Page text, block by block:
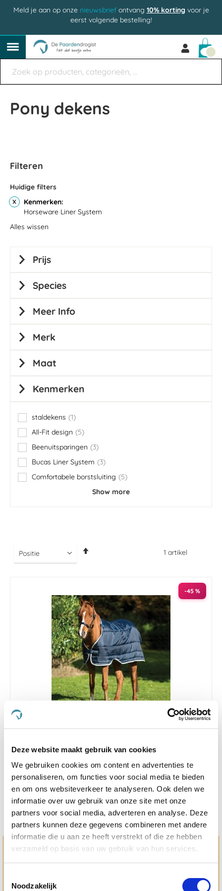
Deze website maakt gebruik van cookies
We gebruiken cookies om content en advertenties te
personaliseren, om functies voor social media te bieden
en om ons websiteverkeer te analyseren. Ook delen we
informatie over uw gebruik van onze site met onze
partners voor social media, adverteren en analyse. Deze
partners kunnen deze gegevens combineren met andere
informatie die u aan ze heeft verstrekt of die ze hebben
verzameld op basis van uw gebruik van hun services.
Noodzakelijk
Meld je aan op onze nieuwsbriefontvang 10% korting voor je
eerst volgende bestelling!
Pony dekens
1 artikel
-45 %
star
Nog maar 2 beschikbaar
€ 64,95 € 35,72
Hulp en advies nodig?
gedreven door onze visie: het leveren van producten van
Filteren
Huidige filters
Kenmerken
Horseware Liner System
Alles wissen
Prijs
Species
Meer Info
Merk
Maat
Kenmerken
staldekens 1
item
All-Fit design
5
items
Beenuitsparingen
3
items
Bucas Liner System
3
items
Comfortabele borstsluiting
5
items
Show more